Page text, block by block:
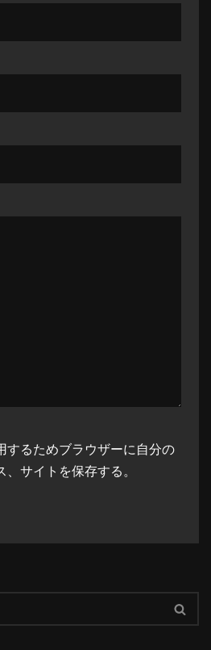
するためブラウザーに自分の
サイトを保存する。